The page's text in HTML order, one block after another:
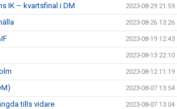
IK – kvartsfinal i DM 2023-08-29 21:59
2023-08-26 13:26
2023-08-19 12:43
2023-08-13 22:10
2023-08-12 11:19
2023-08-07 13:54
tills vidare 2023-08-07 13:04